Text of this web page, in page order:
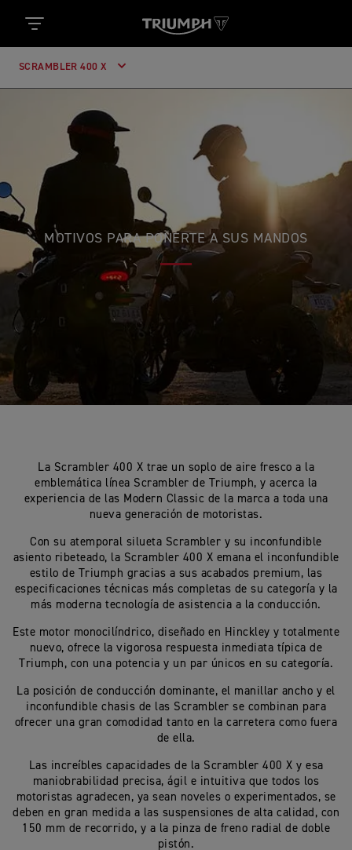
SCRAMBLER 400 X
MOTIVOS PARA PONERTE A SUS MANDOS
La Scrambler 400 X trae un soplo de aire fresco a la
emblemática línea Scrambler de Triumph, y acerca la
experiencia de las Modern Classic de la marca a toda una
nueva generación de motoristas.
Con su atemporal silueta Scrambler y su inconfundible
asiento ribeteado, la Scrambler 400 X emana el inconfundible
estilo de Triumph gracias a sus acabados premium, las
especificaciones técnicas más completas de su categoría y la
más moderna tecnología de asistencia a la conducción.
Este motor monocilíndrico, diseñado en Hinckley y totalmente
nuevo, ofrece la vigorosa respuesta inmediata típica de
Triumph, con una potencia y un par únicos en su categoría.
La posición de conducción dominante, el manillar ancho y el
inconfundible chasis de las Scrambler se combinan para
ofrecer una gran comodidad tanto en la carretera como fuera
de ella.
Las increíbles capacidades de la Scrambler 400 X y esa
maniobrabilidad precisa, ágil e intuitiva que todos los
motoristas agradecen, ya sean noveles o experimentados, se
deben en gran medida a las suspensiones de alta calidad, con
150 mm de recorrido, y a la pinza de freno radial de doble
pistón.